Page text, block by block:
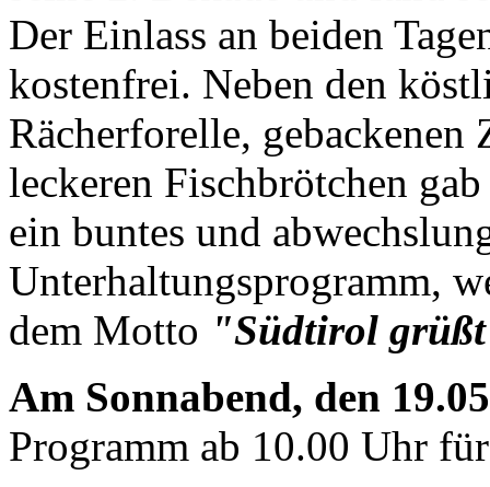
Der Einlass an beiden
kostenfrei. Neben den
Rächerforelle, gebackenen
leckeren Fischbrötchen
ein buntes und
Unterhaltungsprogramm,
dem Motto "Südtirol
Am Sonnabend, den
Programm ab 10.00 Uhr